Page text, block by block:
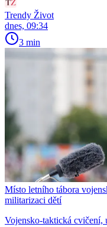
Trendy Život
dnes, 09:34
3 min
Místo letního tábora
militarizaci dětí
Vojensko-taktická cvičení,